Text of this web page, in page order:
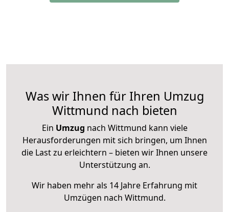
Was wir Ihnen für Ihren Umzug
Wittmund nach bieten
Ein Umzug nach Wittmund kann viele
Herausforderungen mit sich bringen, um Ihnen
die Last zu erleichtern – bieten wir Ihnen unsere
Unterstützung an.
Wir haben mehr als 14 Jahre Erfahrung mit
Umzügen nach Wittmund.